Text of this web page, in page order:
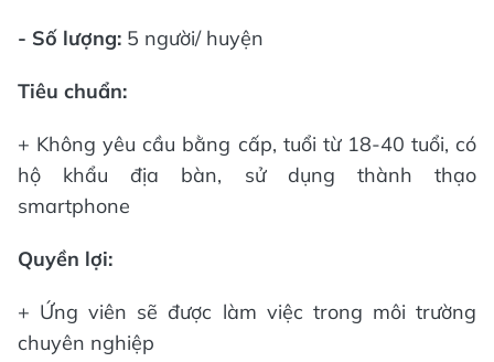
- Số lượng: 5 người/ huyện
Tiêu chuẩn:
+ Không yêu cầu bằng cấp, tuổi từ 18-40 tuổi, có
hộ khẩu địa bàn, sử dụng thành thạo
smartphone
Quyền lợi:
+ Ứng viên sẽ được làm việc trong môi trường
chuyên nghiệp